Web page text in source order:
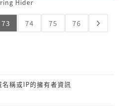
Hider
73 74 75 76
稱或IP的擁有者資訊